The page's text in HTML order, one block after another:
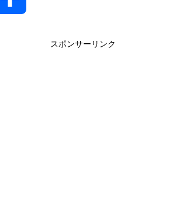
スポンサーリンク